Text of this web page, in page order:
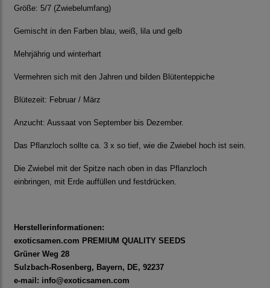
Größe: 5/7 (Zwiebelumfang)
Gemischt in den Farben blau, weiß, lila und gelb
Mehrjährig und winterhart
Vermehren sich mit den Jahren und bilden Blütenteppiche
Blütezeit: Februar / März
Anzucht: Aussaat von September bis Dezember.
Das Pflanzloch sollte ca. 3 x so tief, wie die Zwiebel hoch ist sein.
Die Zwiebel mit der Spitze nach oben in das Pflanzloch
einbringen, mit Erde auffüllen und festdrücken.
Herstellerinformationen:
exoticsamen.com PREMIUM QUALITY SEEDS
Grüner Weg 28
Sulzbach-Rosenberg, Bayern, DE, 92237
e-mail: info@exoticsamen.com